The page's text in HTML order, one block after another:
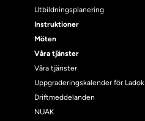
Utbildningsplanering
Instruktioner
Möten
Våra tjänster
Våra tjänster
Uppgraderingskalender för Ladok
Driftmeddelanden
NUAK